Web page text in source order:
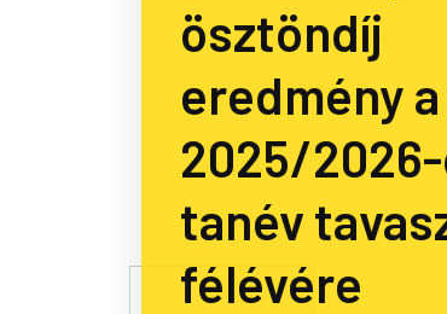
ösztöndíj
eredmény a
2025/
tanév
félévére